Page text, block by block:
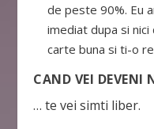
de peste 90%. Eu
imediat dupa si
carte buna si ti-o
CAND VEI DEVENI
… te vei simti liber.